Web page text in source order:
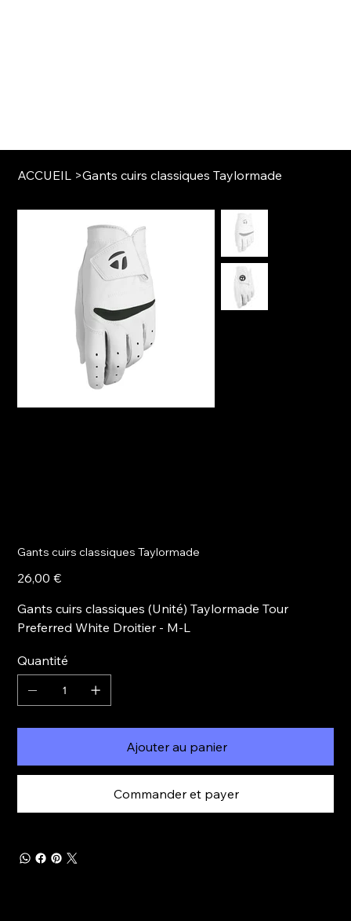
ACCUEIL >Gants cuirs classiques Taylormade
Gants cuirs classiques Taylormade
26,00 €
Gants cuirs classiques (Unité) Taylormade Tour
Preferred White Droitier - M-L
Quantité
Ajouter au panier
Commander et payer